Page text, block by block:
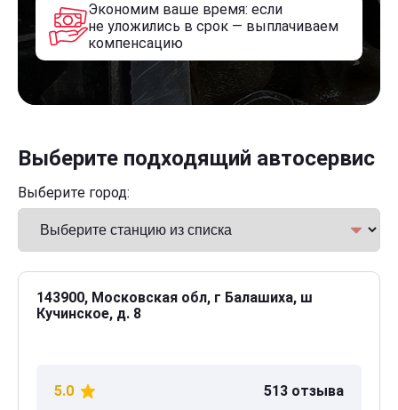
Экономим ваше время: если
не уложились в срок — выплачиваем
компенсацию
Выберите подходящий автосервис
Выберите город:
143900, Московская обл, г Балашиха, ш
Кучинское, д. 8
5.0 513 отзыва